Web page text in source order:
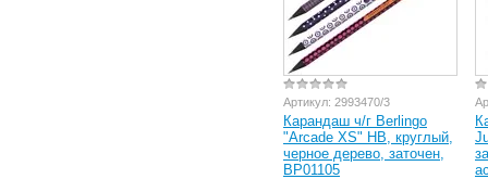
Артикул: 2993470/3
Карандаш ч/г Berlingo
"Arcade XS" HB, круглый,
черное дерево, заточен,
BP01105